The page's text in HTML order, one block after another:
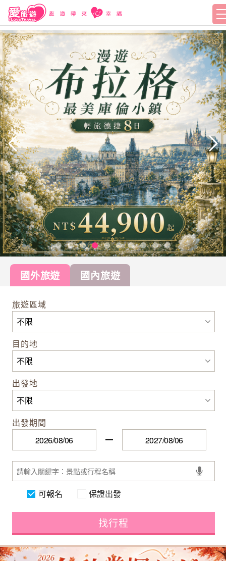
國外旅遊 國內旅遊
旅遊區域
目的地
出發地
出發期間
可報名 保證出發
找行程